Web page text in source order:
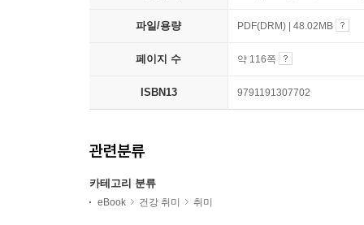
파일/용량 PDF(DRM) | 48.02MB
페이지 수 약 116쪽
ISBN13 9791191307702
관련분류
카테고리 분류
eBook 건강 취미 취미